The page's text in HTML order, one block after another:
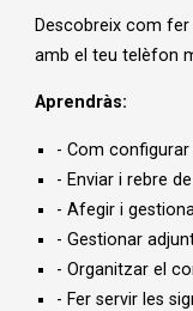
Descobreix com
amb el teu telèfon
Aprendràs:
- Com
- Enviar i rebre
- Afegir i
- Gestionar
- Organitzar el
- Fer servir les